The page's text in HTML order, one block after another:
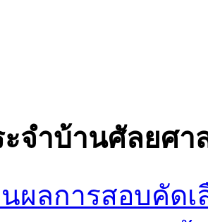
จำบ้านศัลยศา
ผลการสอบคัดเ